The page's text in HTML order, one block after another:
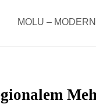
MOLU –